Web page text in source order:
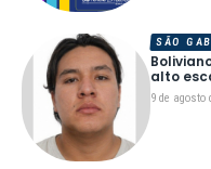
alto
9 de agosto
SÃO